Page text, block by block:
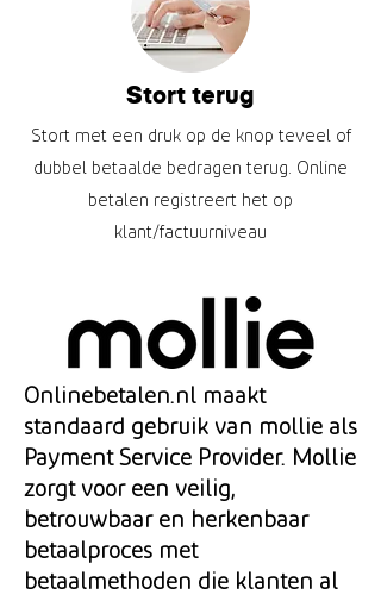
Stort terug
Stort met een druk op de knop teveel of
dubbel betaalde bedragen terug. Online
betalen registreert het op
klant/factuurniveau
Onlinebetalen.nl maakt
standaard gebruik van mollie als
Payment Service Provider. Mollie
zorgt voor een veilig,
betrouwbaar en herkenbaar
betaalproces met
betaalmethoden die klanten al